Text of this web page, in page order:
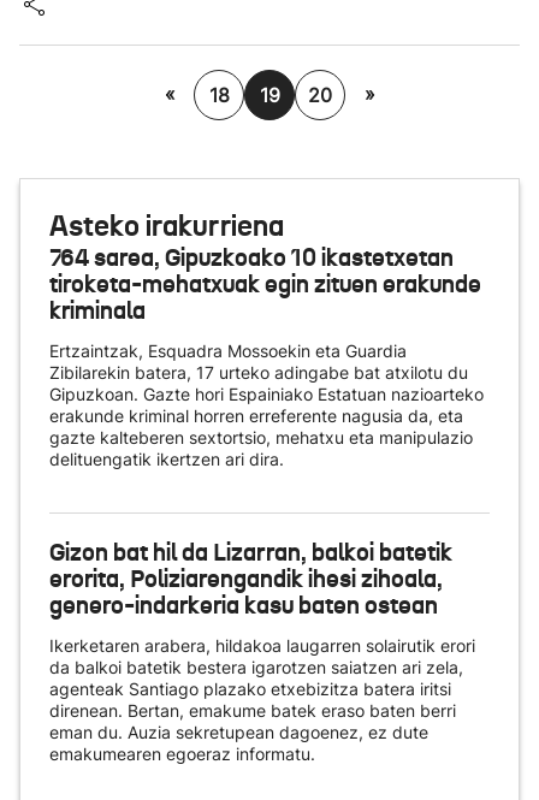
« 18 19 20 »
Asteko irakurriena
764 sarea, Gipuzkoako 10 ikastetxetan
tiroketa-mehatxuak egin zituen erakunde
kriminala
Ertzaintzak, Esquadra Mossoekin eta Guardia
Zibilarekin batera, 17 urteko adingabe bat atxilotu du
Gipuzkoan. Gazte hori Espainiako Estatuan nazioarteko
erakunde kriminal horren erreferente nagusia da, eta
gazte kalteberen sextortsio, mehatxu eta manipulazio
delituengatik ikertzen ari dira.
Gizon bat hil da Lizarran, balkoi batetik
erorita, Poliziarengandik ihesi zihoala,
genero-indarkeria kasu baten ostean
Ikerketaren arabera, hildakoa laugarren solairutik erori
da balkoi batetik bestera igarotzen saiatzen ari zela,
agenteak Santiago plazako etxebizitza batera iritsi
direnean. Bertan, emakume batek eraso baten berri
eman du. Auzia sekretupean dagoenez, ez dute
emakumearen egoeraz informatu.